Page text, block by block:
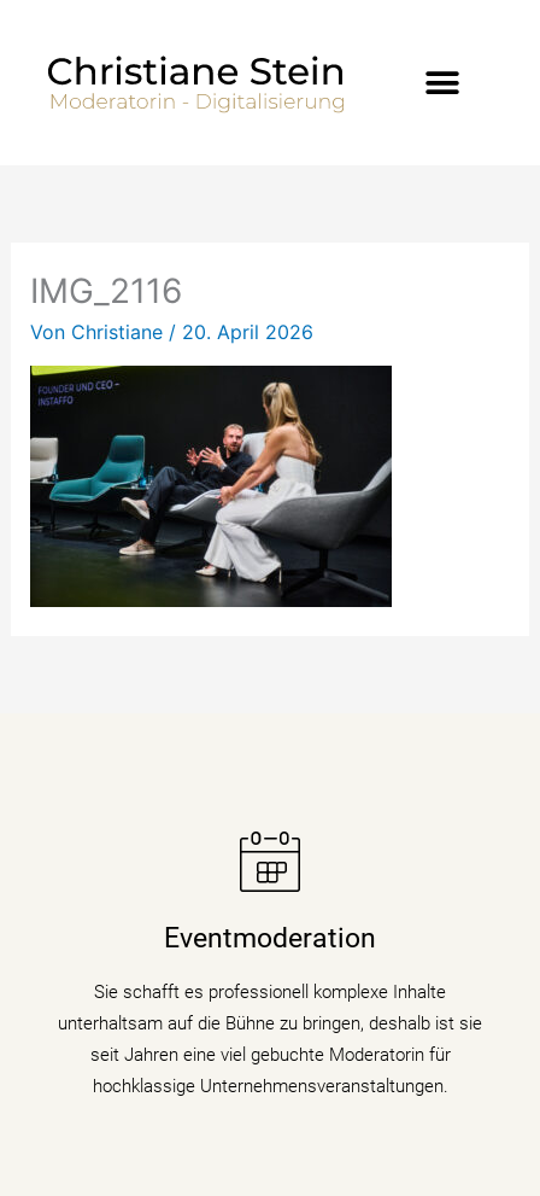
springen
IMG_2116
Von Christiane / 20. April 2026
Eventmoderation
Sie schafft es professionell komplexe Inhalte
unterhaltsam auf die Bühne zu bringen, deshalb ist sie
seit Jahren eine viel gebuchte Moderatorin für
hochklassige Unternehmensveranstaltungen.
Moderatorin Christiane Stein verbindet charmant und
unterhaltsam Nachrichtenkompetenz mit den Themen
mehr erfahren